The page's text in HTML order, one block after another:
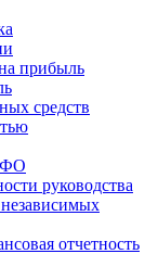
прибыль
средств
руководства
отчетность